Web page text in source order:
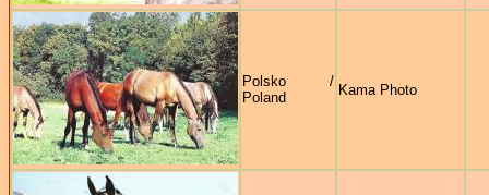
Polsko /
Poland
Kama Photo